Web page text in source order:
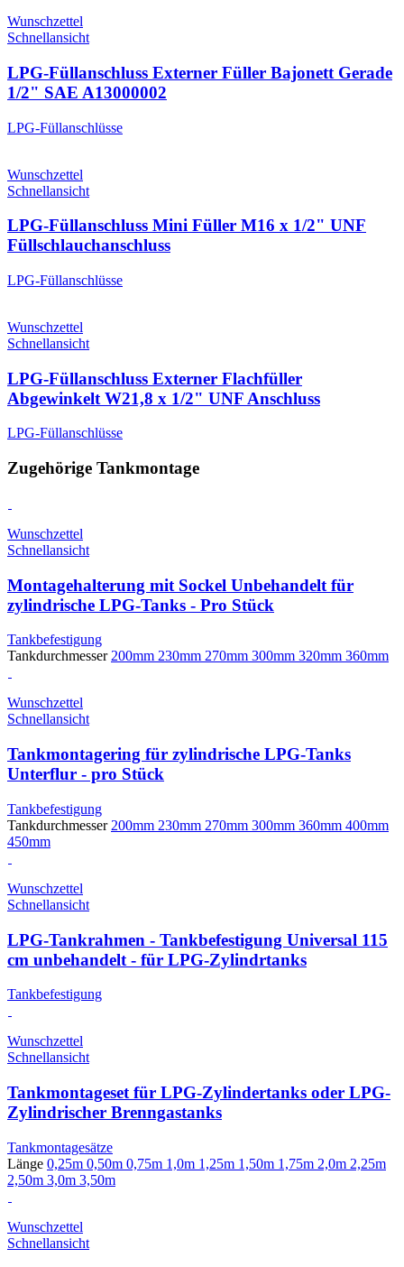
Wunschzettel
Schnellansicht
LPG-Füllanschluss Externer Füller Bajonett Gerade
1/2" SAE A13000002
LPG-Füllanschlüsse
Wunschzettel
Schnellansicht
LPG-Füllanschluss Mini Füller M16 x 1/2" UNF
Füllschlauchanschluss
LPG-Füllanschlüsse
Wunschzettel
Schnellansicht
LPG-Füllanschluss Externer Flachfüller
Abgewinkelt W21,8 x 1/2" UNF Anschluss
LPG-Füllanschlüsse
Zugehörige Tankmontage
Wunschzettel
Schnellansicht
Montagehalterung mit Sockel Unbehandelt für
zylindrische LPG-Tanks - Pro Stück
Tankbefestigung
Tankdurchmesser 200mm 230mm 270mm 300mm 320mm 360mm
Wunschzettel
Schnellansicht
Tankmontagering für zylindrische LPG-Tanks
Unterflur - pro Stück
Tankbefestigung
Tankdurchmesser 200mm 230mm 270mm 300mm 360mm 400mm
450mm
Wunschzettel
Schnellansicht
LPG-Tankrahmen - Tankbefestigung Universal 115
cm unbehandelt - für LPG-Zylindrtanks
Tankbefestigung
Wunschzettel
Schnellansicht
Tankmontageset für LPG-Zylindertanks oder LPG-
Zylindrischer Brenngastanks
Tankmontagesätze
Länge 0,25m 0,50m 0,75m 1,0m 1,25m 1,50m 1,75m 2,0m 2,25m
2,50m 3,0m 3,50m
Wunschzettel
Schnellansicht